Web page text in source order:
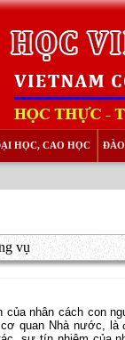
HỌC, CAO HỌC
vụ
nhân cách con
quan Nhà nước,